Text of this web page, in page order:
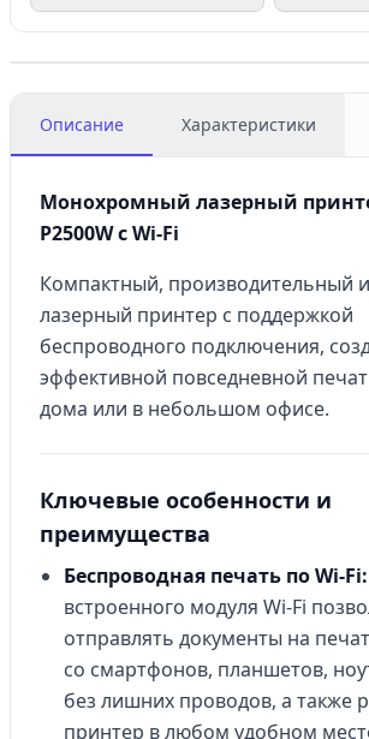
Описание Характеристики
Монохромный лазерный
P2500W с Wi-Fi
Компактный, производительный
лазерный принтер с поддержкой
беспроводного подключения,
эффективной повседневной
дома или в небольшом офисе.
Ключевые особенности и
преимущества
Беспроводная печать по Wi-Fi:
встроенного модуля Wi-Fi
отправлять документы на
со смартфонов, планшетов,
без лишних проводов, а также
принтер в любом удобном